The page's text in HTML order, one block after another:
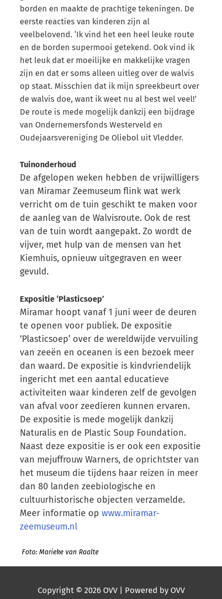
borden en maakte de prachtige tekeningen. De
eerste reacties van kinderen zijn al
veelbelovend. ‘Ik vind het een heel leuke route
en de borden supermooi getekend. Ook vind ik
het leuk dat er moeilijke en makkelijke vragen
zijn en dat er soms alleen uitleg over de walvis
op staat. Misschien dat ik mijn spreekbeurt over
de walvis doe, want ik weet nu al best wel veel!’
De route is mede mogelijk dankzij een bijdrage
van Ondernemersfonds Westerveld en
Oudejaarsvereniging De Oliebol uit Vledder.
Tuinonderhoud
De afgelopen weken hebben de vrijwilligers
van Miramar Zeemuseum flink wat werk
verricht om de tuin geschikt te maken voor
de aanleg van de Walvisroute. Ook de rest
van de tuin wordt aangepakt. Zo wordt de
vijver, met hulp van de mensen van het
Kiemhuis, opnieuw uitgegraven en weer
gevuld.
Expositie ‘Plasticsoep’
Miramar hoopt vanaf 1 juni weer de deuren
te openen voor publiek. De expositie
‘Plasticsoep’ over de wereldwijde vervuiling
van zeeën en oceanen is een bezoek meer
dan waard. De expositie is kindvriendelijk
ingericht met een aantal educatieve
activiteiten waar kinderen zelf de gevolgen
van afval voor zeedieren kunnen ervaren.
De expositie is mede mogelijk dankzij
Naturalis en de Plastic Soup Foundation.
Naast deze expositie is er ook een expositie
van mejuffrouw Warners, de oprichtster van
het museum die tijdens haar reizen in meer
dan 80 landen zeebiologische en
cultuurhistorische objecten verzamelde.
Meer informatie op www.miramar-
zeemuseum.nl
Foto: Marieke van Raalte
Copyright © 2026 OVV| Powered by OVV